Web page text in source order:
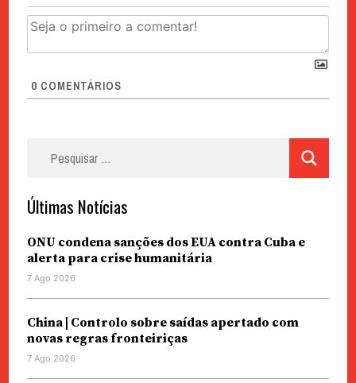
0 COMENTÁRIOS
Últimas Notícias
ONU condena sanções dos EUA contra Cuba e
alerta para crise humanitária
7 Ago 2026
China | Controlo sobre saídas apertado com
novas regras fronteiriças
7 Ago 2026